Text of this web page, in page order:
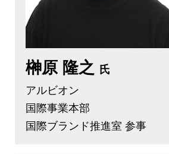
榊原 隆之 氏
アルビオン
国際事業本部
国際ブランド推進室 参事